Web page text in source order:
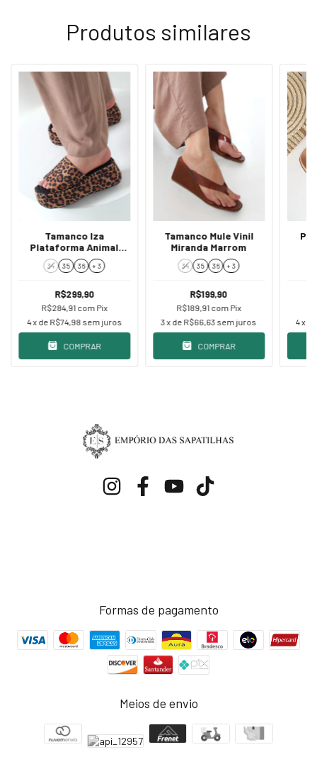
Produtos similares
Tamanco Iza
Plataforma Animal
Print
34 35 36 + 3
R$299,90
R$284,91 com Pix
4x de R$74,98 sem juros
COMPRAR
Tamanco Mule Vinil
Miranda Marrom
34 35 36 + 3
R$199,90
R$189,91 com Pix
3 x de R$66,63 sem juros
COMPRAR
4x
Formas de pagamento
Meios de envio